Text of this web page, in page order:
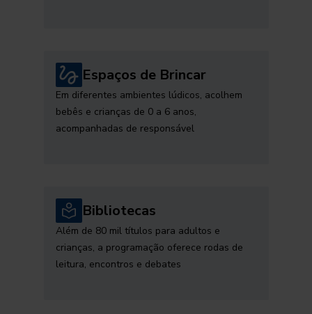
Espaços de Brincar
Em diferentes ambientes lúdicos, acolhem
bebês e crianças de 0 a 6 anos,
acompanhadas de responsável
Bibliotecas
Além de 80 mil títulos para adultos e
crianças, a programação oferece rodas de
leitura, encontros e debates